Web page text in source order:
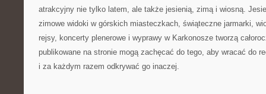
atrakcyjny nie tylko latem, ale także jesienią, zimą i wiosną.
zimowe widoki w górskich miasteczkach, świąteczne jarmarki,
rejsy, koncerty plenerowe i wyprawy w Karkonosze tworzą
publikowane na stronie mogą zachęcać do tego, aby wracać do
i za każdym razem odkrywać go inaczej.